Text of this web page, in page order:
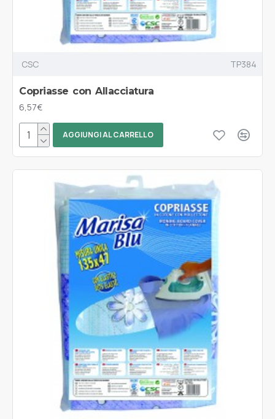
CSC TP384
Copriasse con Allacciatura
6,57€
AGGIUNGI AL CARRELLO